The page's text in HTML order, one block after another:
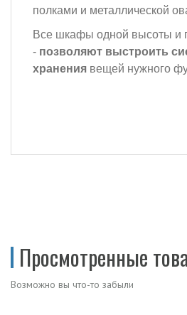
полками и металлической
Все шкафы одной высоты и
- позволяют выстроить
хранения вещей нужного
Просмотренные
Возможно вы что-то забыли